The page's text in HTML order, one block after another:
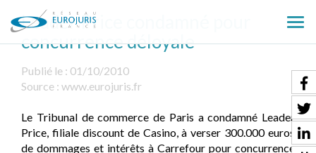
le
Leader Price condamné pour
concurrence déloyale
Publié le : 01/10/2010
Source : www.eurojuris.fr
Le Tribunal de commerce de Paris a condamné Leader
Price, filiale discount de Casino, à verser 300.000 euros
de dommages et intérêts à Carrefour pour concurrence